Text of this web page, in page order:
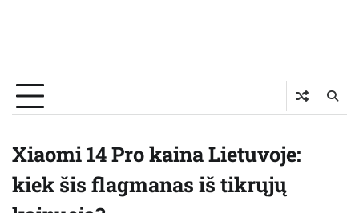
Xiaomi 14 Pro kaina Lietuvoje:
kiek šis flagmanas iš tikrųjų